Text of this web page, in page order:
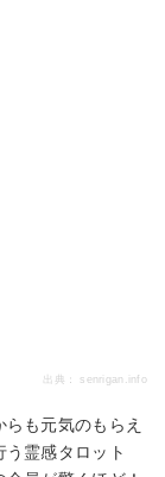
出典： senrigan.info
も元気のもらえ
霊感タロット